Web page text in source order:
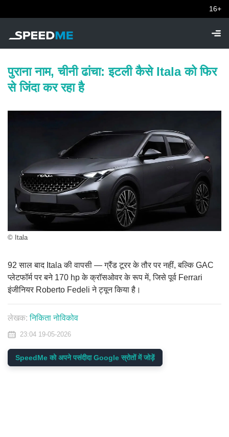
16+
पुराना नाम, चीनी ढांचा: इटली कैसे Itala को फिर
से जिंदा कर रहा है
© Itala
92 साल बाद Itala की वापसी — ग्रैंड टूरर के तौर पर नहीं, बल्कि GAC
प्लेटफॉर्म पर बने 170 hp के क्रॉसओवर के रूप में, जिसे पूर्व Ferrari
इंजीनियर Roberto Fedeli ने ट्यून किया है।
लेखक:निकिता नोविकोव
23:04 19-05-2026
SpeedMe को अपने पसंदीदा Google स्रोतों में जोड़ें